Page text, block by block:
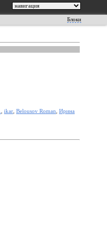
Блоки
ikar Belousov Roman
Ирина